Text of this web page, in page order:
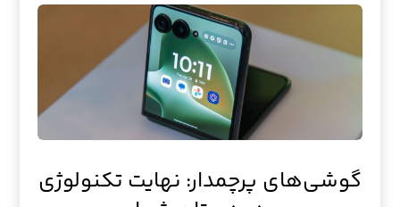
گوشی‌های پرچمدار: نهایت تکنولوژی